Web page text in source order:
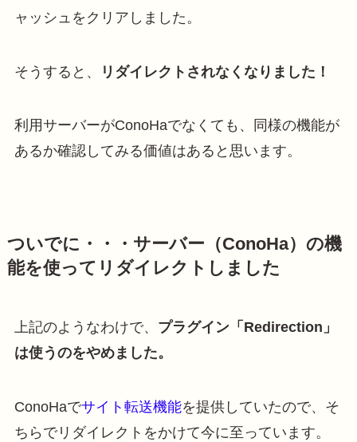
ャッシュをクリアしました。
そうすると、 リダイレクトされなくなりました！
利用サーバーがConoHaでなくても、同様の機能が
あるか確認してみる価値はあると思います。
ついでに・・・サーバー（ConoHa）の機
能を使ってリダイレクトしました
上記のようなわけで、 プラグイン「Redirection」
は使うのをやめました。
ConoHaでサイト転送機能を提供していたので、そ
ちらでリダイレクトをかけて今に至っています。